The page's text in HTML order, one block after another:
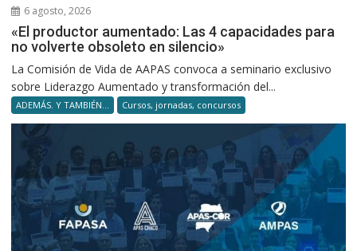
6 agosto, 2026
«El productor aumentado: Las 4 capacidades para
no volverte obsoleto en silencio»
La Comisión de Vida de AAPAS convoca a seminario exclusivo
sobre Liderazgo Aumentado y transformación del...
ADEMÁS. Y TAMBIÉN... Cursos, jornadas, concursos